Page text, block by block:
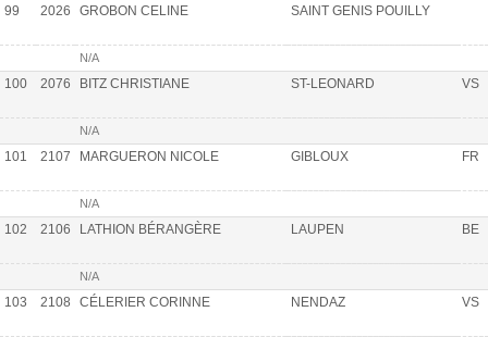
99 2026 GROBON CELINE SAINT GENIS POUILLY
N/A
100 2076 BITZ CHRISTIANE ST-LEONARD VS
N/A
101 2107 MARGUERON NICOLE GIBLOUX FR
N/A
102 2106 LATHION BÉRANGÈRE LAUPEN BE
N/A
103 2108 CÉLERIER CORINNE NENDAZ VS